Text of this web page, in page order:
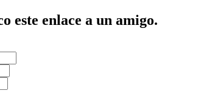
este enlace a un amigo.